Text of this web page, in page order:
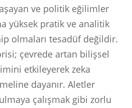
ve politik eğilimler
yüksek pratik ve analitik
olmaları tesadüf değildir.
çevrede artan bilişsel
etkileyerek zeka
dayanır. Aletler
çalışmak gibi zorlu